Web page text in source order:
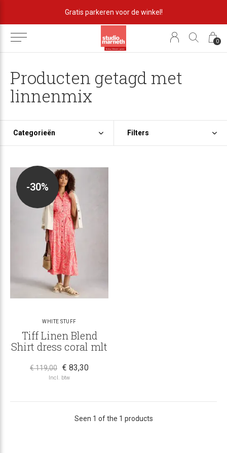
0
Gratis parkeren voor de winkel!
Producten getagd met
linnenmix
Categorieën Filters
-30%
WHITE STUFF
Tiff Linen Blend
Shirt dress coral mlt
€ 119,00 € 83,30
Incl. btw
Seen 1 of the 1 products